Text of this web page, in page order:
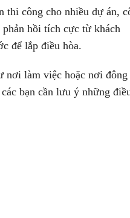
thi công cho nhiều dự án,
hồi tích cực từ khách
để lắp điều hòa.
nơi làm việc hoặc nơi đông
bạn cần lưu ý những